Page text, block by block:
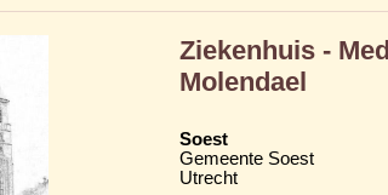
Ziekenhuis -
Molendael
Soest
Gemeente Soest
Utrecht